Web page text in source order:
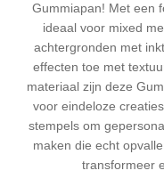
Art journal 2022
Kaarten 2021
Gummiapan! Met een
ideaal voor mixed
achtergronden met
effecten toe met
materiaal zijn deze
voor eindeloze
stempels om
maken die echt
transformeer